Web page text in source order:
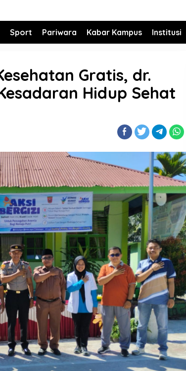
Sport Pariwara Kabar Kampus Institusi
Gratis, dr.
Hidup Sehat